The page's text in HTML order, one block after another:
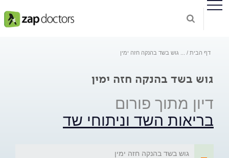
דף הבית גוש בשד בהנקה חזה ימין
גוש בשד בהנקה חזה ימין
דיון מתוך פורום
בריאות השד וניתוחי שד
גוש בשד בהנקה חזה ימין